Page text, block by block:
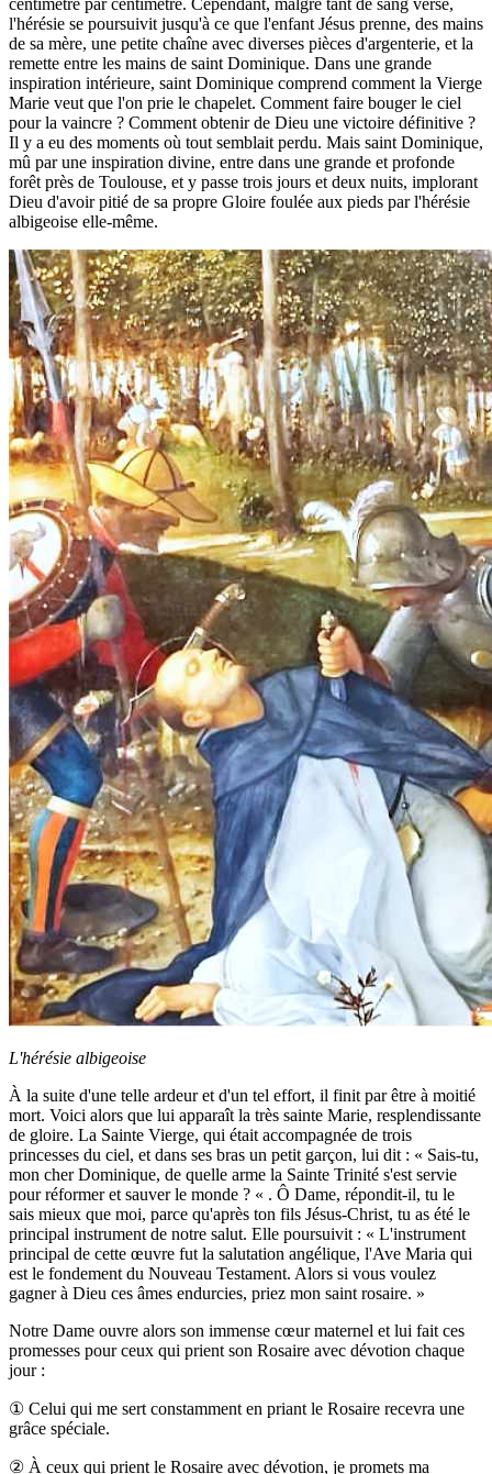
l'hérésie se poursuivit jusqu'à ce que l'enfant Jésus prenne, des mains
de sa mère, une petite chaîne avec diverses pièces d'argenterie, et la
remette entre les mains de saint Dominique. Dans une grande
inspiration intérieure, saint Dominique comprend comment la Vierge
Marie veut que l'on prie le chapelet. Comment faire bouger le ciel
pour la vaincre ? Comment obtenir de Dieu une victoire définitive ?
Il y a eu des moments où tout semblait perdu. Mais saint Dominique,
mû par une inspiration divine, entre dans une grande et profonde
forêt près de Toulouse, et y passe trois jours et deux nuits, implorant
Dieu d'avoir pitié de sa propre Gloire foulée aux pieds par l'hérésie
albigeoise elle-même.
L'hérésie albigeoise
À la suite d'une telle ardeur et d'un tel effort, il finit par être à moitié
mort. Voici alors que lui apparaît la très sainte Marie, resplendissante
de gloire. La Sainte Vierge, qui était accompagnée de trois
princesses du ciel, et dans ses bras un petit garçon, lui dit : « Sais-tu,
mon cher Dominique, de quelle arme la Sainte Trinité s'est servie
pour réformer et sauver le monde ? « . Ô Dame, répondit-il, tu le
sais mieux que moi, parce qu'après ton fils Jésus-Christ, tu as été le
principal instrument de notre salut. Elle poursuivit : « L'instrument
principal de cette œuvre fut la salutation angélique, l'Ave Maria qui
est le fondement du Nouveau Testament. Alors si vous voulez
gagner à Dieu ces âmes endurcies, priez mon saint rosaire. »
Notre Dame ouvre alors son immense cœur maternel et lui fait ces
promesses pour ceux qui prient son Rosaire avec dévotion chaque
jour :
① Celui qui me sert constamment en priant le Rosaire recevra une
grâce spéciale.
② À ceux qui prient le Rosaire avec dévotion, je promets ma